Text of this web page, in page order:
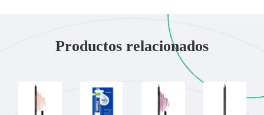
Productos relacionados